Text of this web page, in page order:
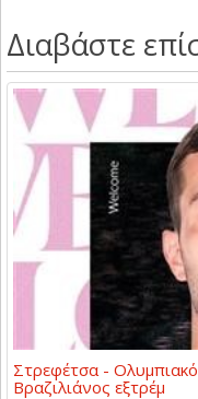
Διαβάστε
Στρεφέτσα -
Βραζιλιάνος εξτρέμ